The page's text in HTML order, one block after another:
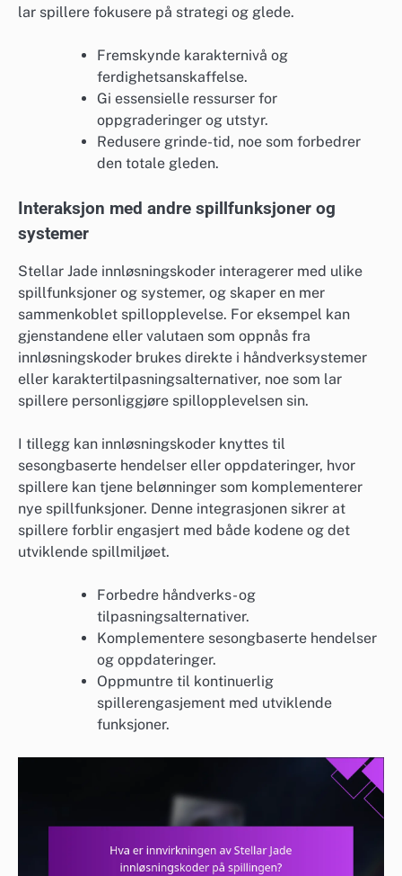
lar spillere fokusere på strategi og glede.
Fremskynde karakternivå og
ferdighetsanskaffelse.
Gi essensielle ressurser for
oppgraderinger og utstyr.
Redusere grinde-tid, noe som forbedrer
den totale gleden.
Interaksjon med andre spillfunksjoner og
systemer
Stellar Jade innløsningskoder interagerer med ulike
spillfunksjoner og systemer, og skaper en mer
sammenkoblet spillopplevelse. For eksempel kan
gjenstandene eller valutaen som oppnås fra
innløsningskoder brukes direkte i håndverksystemer
eller karaktertilpasningsalternativer, noe som lar
spillere personliggjøre spillopplevelsen sin.
I tillegg kan innløsningskoder knyttes til
sesongbaserte hendelser eller oppdateringer, hvor
spillere kan tjene belønninger som komplementerer
nye spillfunksjoner. Denne integrasjonen sikrer at
spillere forblir engasjert med både kodene og det
utviklende spillmiljøet.
Forbedre håndverks- og
tilpasningsalternativer.
Komplementere sesongbaserte hendelser
og oppdateringer.
Oppmuntre til kontinuerlig
spillerengasjement med utviklende
funksjoner.